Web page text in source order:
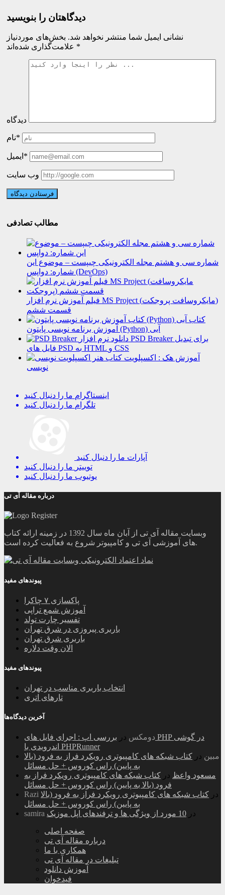
دیدگاهتان را بنویسید
نشانی ایمیل شما منتشر نخواهد شد. بخش‌های موردنیاز
*
دیدگاه
نام*
ایمیل*
وب سایت
مطالب تصادفی
شماره سی و هشتم مجله الکترونیکی چیپست – موضوع این
شماره: دواپس (DevOps)
فیلم آموزش نرم افزار MS Project (مایکروسافت پروجکت)
قسمت ششم
کتاب
آموزش برنامه نویسی پایتون (Python) آبی
دانلود نرم افزار PSD Breaker برای تبدیل
فایل های PSD به HTML و CSS
آموزش هک : اکسپلویت
نویسی
اینستاگرام ما را دنبال کنید
تلگرام ما را دنبال کنید
آپارات ما را دنبال کنید
توییتر ما را دنبال کنید
یوتیوب ما را دنبال کنید
درباره مقاله آی تی
وبسایت مقاله آی تی از آبان ماه سال 1392 در زمینه ارائه کتاب
های آموزشی آی تی و کامپیوتر شروع به فعالیت کرده است.
پیوندهای مفید
پاکسازی ۷ چاکرا
آموزش شمع تراپی
تفسیر چارت تولد
باربری پیروزی در شرق تهران
باربری شرق تهران
الان وقت دلاره
پیوندهای مفید
انتخاب باربری مناسب در تهران
تارهای اتری
آخرین دیدگاه‌ها
دومکس در بررسی اپ : اجرای فایل های PHP در گوشی
اندرویدی با PHPRunner
مبین در کتاب شبکه های کامپیوتری رویکرد فراز به فرود (بالا
به پایین) راس کوروس + حل مسائل
مسعود واعظ در کتاب شبکه های کامپیوتری رویکرد فراز به
فرود (بالا به پایین) راس کوروس + حل مسائل
Razi
در کتاب شبکه های کامپیوتری رویکرد فراز به فرود (بالا
به پایین) راس کوروس + حل مسائل
samira
در 10 مورد از ویژگی ها و ترفندهای اپل موزیک
صفحه اصلی
درباره مقاله آی تی
همکاری با ما
تبلیغات در مقاله آی تی
آموزش دانلود
فیدخوان